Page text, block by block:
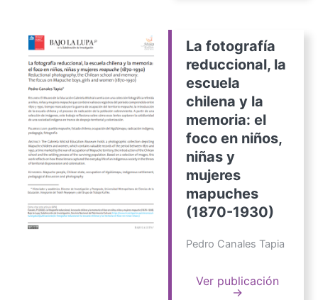
La fotografía
reduccional, la
escuela
chilena y la
memoria: el
foco en niños,
niñas y
mujeres
mapuches
(1870-1930)
Pedro Canales Tapia
Ver publicación
→